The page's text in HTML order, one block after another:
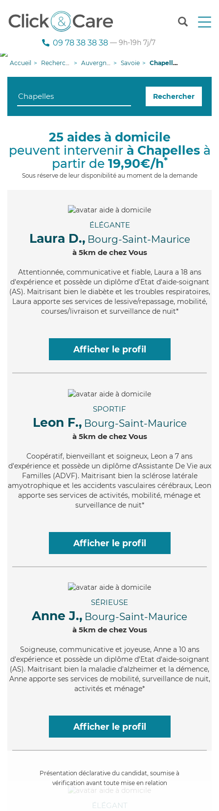
T
n
g
i
09 78 38 38 38 — 9h-19h 7j/7
Accueil Recherche aide à domicile Auvergne-Rhône-Alpes Savoie Chapelles
Rechercher
25 aides à domicile
peuvent intervenir à Chapellesà
partir de 19,90€/h*
Sous réserve de leur disponibilité au moment de la demande
ÉLÉGANTE
Laura D., Bourg-Saint-Maurice
à 5km de chez Vous
Attentionnée, communicative et fiable, Laura a 18 ans
d'expérience et possède un diplôme d'Etat d'aide-soignant
(AS). Maitrisant bien le diabète et les troubles respiratoires,
Laura apporte ses services de lessive/repassage, mobilité,
courses/livraison et surveillance de nuit*
Afficher le profil
SPORTIF
Leon F., Bourg-Saint-Maurice
à 5km de chez Vous
Coopératif, bienveillant et soigneux, Leon a 7 ans
d'expérience et possède un diplôme d'Assistante De Vie aux
Familles (ADVF). Maitrisant bien la sclérose latérale
amyotrophique et les accidents vasculaires cérébraux, Leon
apporte ses services de activités, mobilité, ménage et
surveillance de nuit*
Afficher le profil
SÉRIEUSE
Anne J., Bourg-Saint-Maurice
à 5km de chez Vous
Soigneuse, communicative et joyeuse, Anne a 10 ans
d'expérience et possède un diplôme d'Etat d'aide-soignant
(AS). Maitrisant bien la maladie d'alzheimer et la démence,
Anne apporte ses services de mobilité, surveillance de nuit,
activités et ménage*
Afficher le profil
Présentation déclarative du candidat, soumise à
vérification avant toute mise en relation
ÉLÉGANT